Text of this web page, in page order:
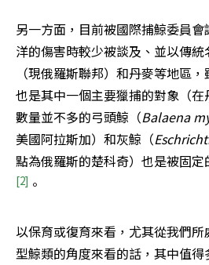
另一方面，目前被國際捕鯨委員
洋的傷害時較少被談及、並以傳
（現俄羅斯聯邦）和丹麥等地區
也是其中一個主要獵捕的對象（
數量並不多的弓頭鯨（Balaena
美國阿拉斯加）和灰鯨（
點為俄羅斯的楚科奇）也是被固
[2] 。
以保育或復育來看，尤其從我們
型鯨類的角度來看的話，其中值